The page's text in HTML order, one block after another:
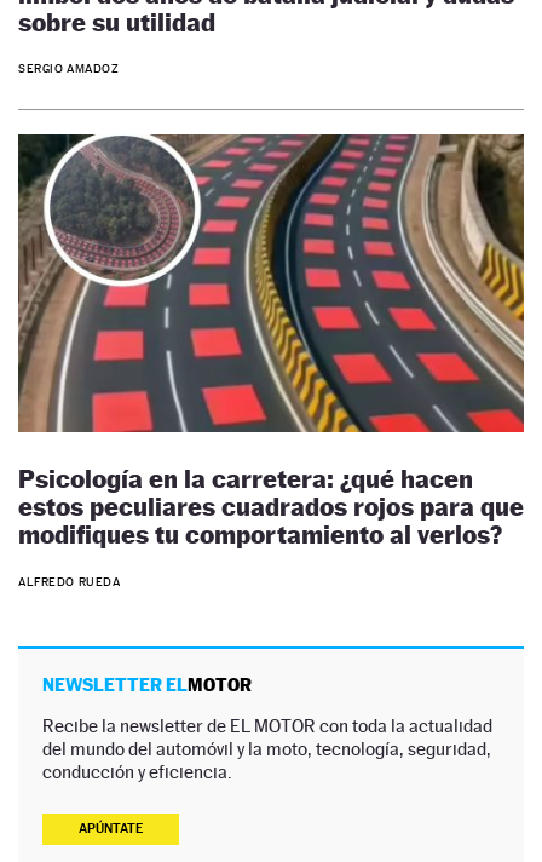
sobre su utilidad
SERGIO AMADOZ
Psicología en la carretera: ¿qué hacen
estos peculiares cuadrados rojos para que
modifiques tu comportamiento al verlos?
ALFREDO RUEDA
NEWSLETTER ELMOTOR
Recibe la newsletter de EL MOTOR con toda la actualidad
del mundo del automóvil y la moto, tecnología, seguridad,
conducción y eficiencia.
APÚNTATE